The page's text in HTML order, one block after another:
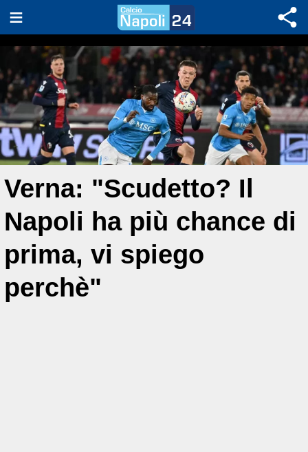
Verna: "Scudetto? Il
Napoli ha più chance di
prima, vi spiego
perchè"